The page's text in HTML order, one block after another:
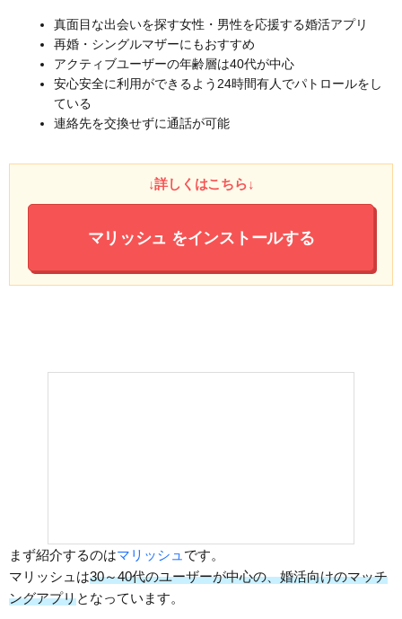
真面目な出会いを探す女性・男性を応援する婚活アプリ
再婚・シングルマザーにもおすすめ
アクティブユーザーの年齢層は40代が中心
安心安全に利用ができるよう24時間有人でパトロールをし
ている
連絡先を交換せずに通話が可能
↓詳しくはこちら↓
マリッシュ をインストールする
まず紹介するのはマリッシュ です。
マリッシュは30～40代のユーザーが中心の、婚活向けのマッチ
ングアプリとなっています。